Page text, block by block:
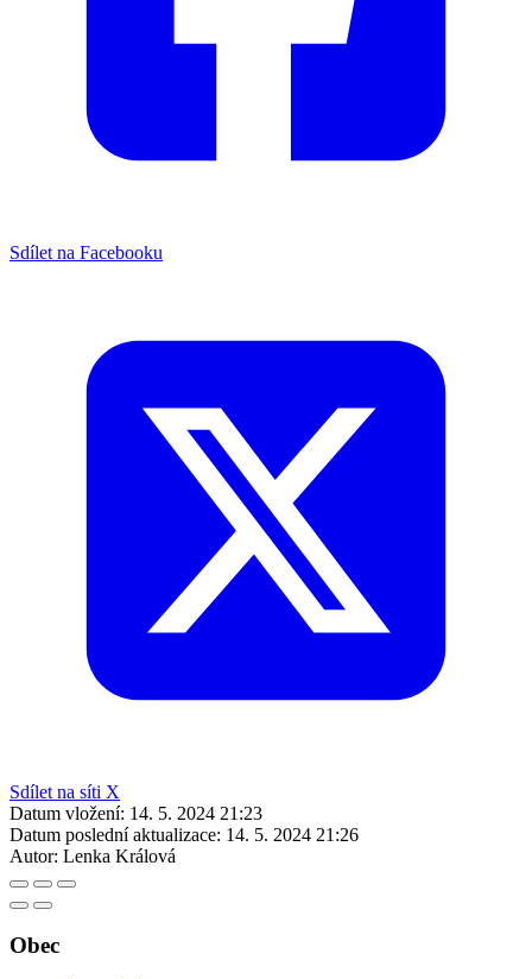
Sdílet na Facebooku
Sdílet na síti X
Datum vložení: 14. 5. 2024 21:23
Datum poslední aktualizace: 14. 5. 2024 21:26
Autor: Lenka Králová
Obec